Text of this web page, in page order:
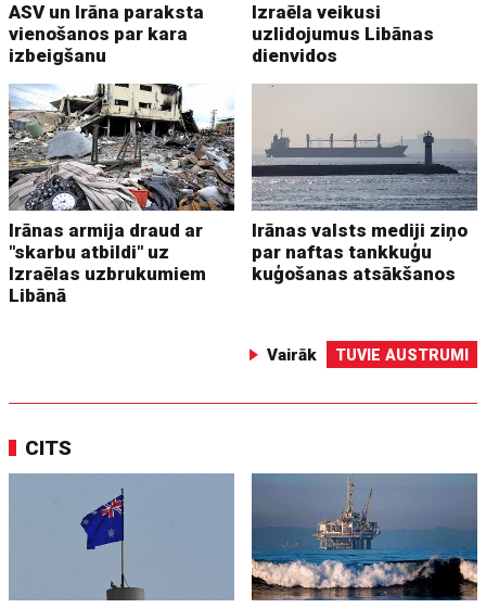
ASV un Irāna paraksta
vienošanos par kara
izbeigšanu
Izraēla veikusi
uzlidojumus Libānas
dienvidos
Irānas armija draud ar
"skarbu atbildi" uz
Izraēlas uzbrukumiem
Libānā
Irānas valsts mediji ziņo
par naftas tankkuģu
kuģošanas atsākšanos
Vairāk TUVIE AUSTRUMI
CITS